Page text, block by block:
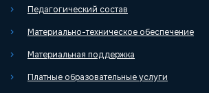
Педагогический состав
Материально-техническое обеспечение
Материальная поддержка
Платные образовательные услуги